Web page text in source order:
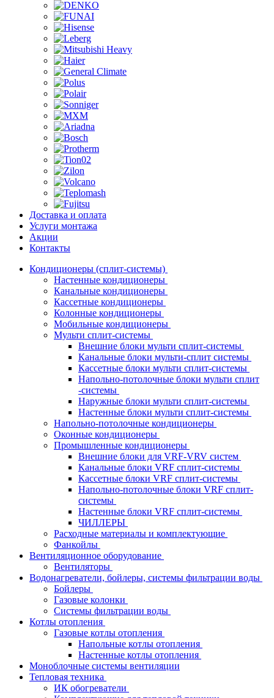
Доставка и оплата
Услуги монтажа
Акции
Контакты
Кондиционеры (сплит-системы)
Настенные кондиционеры
Канальные кондиционеры
Кассетные кондиционеры
Колонные кондиционеры
Мобильные кондиционеры
Мульти сплит-системы
Внешние блоки мульти сплит-системы
Канальные блоки мульти-сплит системы
Кассетные блоки мульти сплит-системы
Напольно-потолочные блоки мульти сплит
-системы
Наружные блоки мульти сплит-системы
Настенные блоки мульти сплит-системы
Напольно-потолочные кондиционеры
Оконные кондиционеры
Промышленные кондиционеры
Внешние блоки для VRF-VRV систем
Канальные блоки VRF сплит-системы
Кассетные блоки VRF сплит-системы
Напольно-потолочные блоки VRF сплит-
системы
Настенные блоки VRF сплит-системы
ЧИЛЛЕРЫ
Расходные материалы и комплектующие
Фанкойлы
Вентиляционное оборудование
Вентиляторы
Водонагреватели, бойлеры, системы фильтрации воды
Бойлеры
Газовые колонки
Системы фильтрации воды
Котлы отопления
Газовые котлы отопления
Напольные котлы отопления
Настенные котлы отопления
Моноблочные системы вентиляции
Тепловая техника
ИК обогреватели